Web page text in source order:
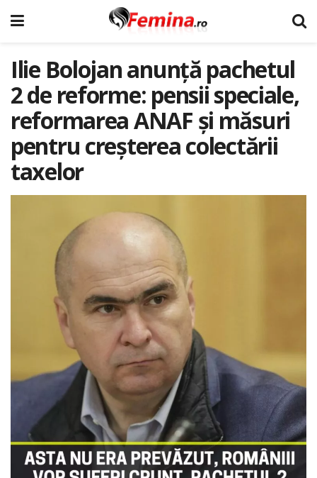
Ilie Bolojan anunță pachetul
2 de reforme: pensii speciale,
reformarea ANAF și măsuri
pentru creșterea colectării
taxelor